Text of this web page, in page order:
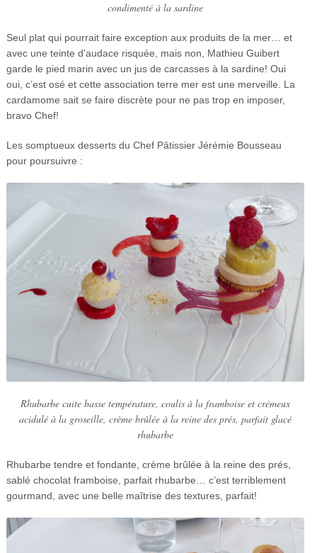
condimenté à la sardine
Seul plat qui pourrait faire exception aux produits de la mer… et
avec une teinte d’audace risquée, mais non, Mathieu Guibert
garde le pied marin avec un jus de carcasses à la sardine! Oui
oui, c’est osé et cette association terre mer est une merveille. La
cardamome sait se faire discrète pour ne pas trop en imposer,
bravo Chef!
Les somptueux desserts du Chef Pâtissier Jérémie Bousseau
pour poursuivre :
Rhubarbe cuite basse température, coulis à la framboise et crémeux
acidulé à la groseille, crème brûlée à la reine des prés, parfait glacé
rhubarbe
Rhubarbe tendre et fondante, crème brûlée à la reine des prés,
sablé chocolat framboise, parfait rhubarbe… c’est terriblement
gourmand, avec une belle maîtrise des textures, parfait!